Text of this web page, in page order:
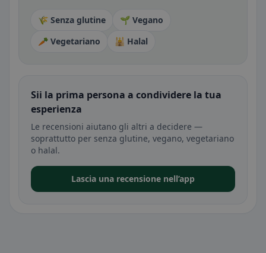
🌾 Senza glutine
🌱 Vegano
🥕 Vegetariano
🕌 Halal
Sii la prima persona a condividere la tua
esperienza
Le recensioni aiutano gli altri a decidere —
soprattutto per senza glutine, vegano, vegetariano
o halal.
Lascia una recensione nell’app